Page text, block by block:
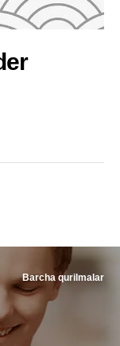
Barcha qurilmalar